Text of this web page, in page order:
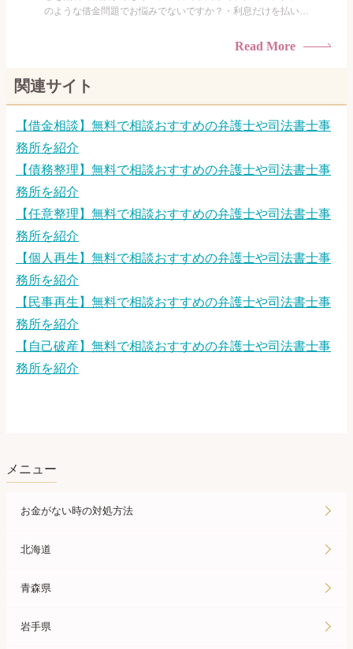
のような借金問題でお悩みでないですか？・利息だけを払い続
られたくない・借金の催促、取り立てで憂鬱になる。・闇金に
がありま...
Read More
関連サイト
【借金相談】無料で相談おすすめの弁護士や司法書士事
務所を紹介
【債務整理】無料で相談おすすめの弁護士や司法書士事
務所を紹介
【任意整理】無料で相談おすすめの弁護士や司法書士事
務所を紹介
【個人再生】無料で相談おすすめの弁護士や司法書士事
務所を紹介
【民事再生】無料で相談おすすめの弁護士や司法書士事
務所を紹介
【自己破産】無料で相談おすすめの弁護士や司法書士事
務所を紹介
メニュー
お金がない時の対処方法
北海道
青森県
岩手県